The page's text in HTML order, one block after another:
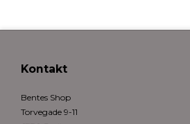
Kontakt
Bentes Shop
Torvegade 9-11